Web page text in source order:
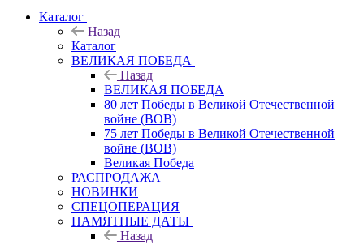
Каталог
Назад
Каталог
ВЕЛИКАЯ ПОБЕДА
Назад
ВЕЛИКАЯ ПОБЕДА
80 лет Победы в Великой Отечественной
войне (ВОВ)
75 лет Победы в Великой Отечественной
войне (ВОВ)
Великая Победа
РАСПРОДАЖА
НОВИНКИ
СПЕЦОПЕРАЦИЯ
ПАМЯТНЫЕ ДАТЫ
Назад